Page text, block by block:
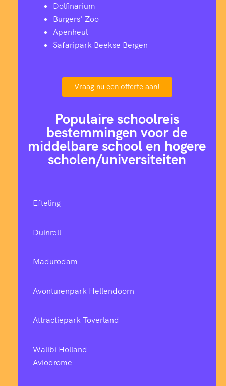
Dolfinarium
Burgers’ Zoo
Apenheul
Safaripark Beekse Bergen
Vraag nu een offerte aan!
Populaire schoolreis
bestemmingen voor de
middelbare school en hogere
scholen/universiteiten
Efteling
Duinrell
Madurodam
Avonturenpark Hellendoorn
Attractiepark Toverland
Walibi Holland
Aviodrome